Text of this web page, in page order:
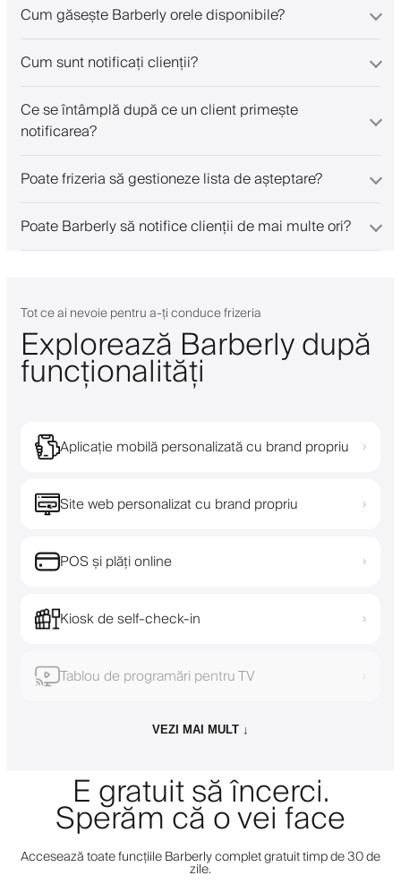
Cum găsește Barberly orele disponibile?
Cum sunt notificați clienții?
Ce se întâmplă după ce un client primește
notificarea?
Poate frizeria să gestioneze lista de așteptare?
Poate Barberly să notifice clienții de mai multe ori?
Tot ce ai nevoie pentru a-ți conduce frizeria
Explorează Barberly după
funcționalități
Aplicație mobilă personalizată cu brand propriu ›
Site web personalizat cu brand propriu ›
POS și plăți online ›
Kiosk de self-check-in ›
Tablou de programări pentru TV ›
VEZI MAI MULT ↓
E gratuit să încerci.
Sperăm că o vei face
Accesează toate funcțiile Barberly complet gratuit timp de 30 de
zile.